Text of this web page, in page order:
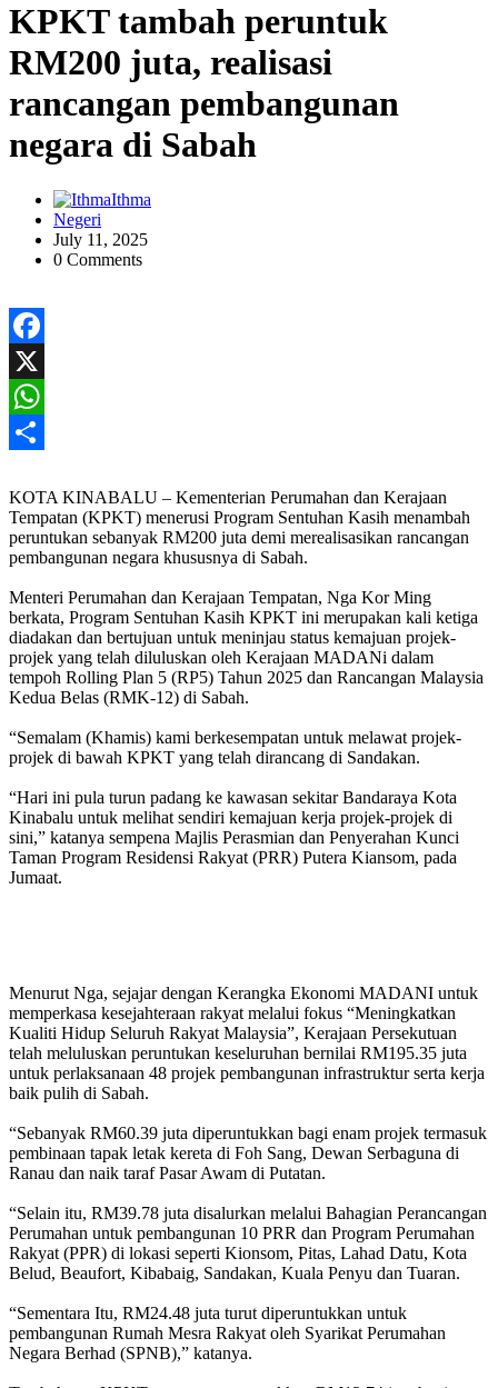
KPKT tambah peruntuk
RM200 juta, realisasi
rancangan pembangunan
negara di Sabah
Ithma
Negeri
July 11, 2025
0 Comments
Facebook
X
WhatsApp
KOTA KINABALU – Kementerian Perumahan dan Kerajaan
Tempatan (KPKT) menerusi Program Sentuhan Kasih menambah
peruntukan sebanyak RM200 juta demi merealisasikan rancangan
pembangunan negara khususnya di Sabah.
Menteri Perumahan dan Kerajaan Tempatan, Nga Kor Ming
berkata, Program Sentuhan Kasih KPKT ini merupakan kali ketiga
diadakan dan bertujuan untuk meninjau status kemajuan projek-
projek yang telah diluluskan oleh Kerajaan MADANi dalam
tempoh Rolling Plan 5 (RP5) Tahun 2025 dan Rancangan Malaysia
Kedua Belas (RMK-12) di Sabah.
“Semalam (Khamis) kami berkesempatan untuk melawat projek-
projek di bawah KPKT yang telah dirancang di Sandakan.
“Hari ini pula turun padang ke kawasan sekitar Bandaraya Kota
Kinabalu untuk melihat sendiri kemajuan kerja projek-projek di
sini,” katanya sempena Majlis Perasmian dan Penyerahan Kunci
Taman Program Residensi Rakyat (PRR) Putera Kiansom, pada
Jumaat.
Menurut Nga, sejajar dengan Kerangka Ekonomi MADANI untuk
memperkasa kesejahteraan rakyat melalui fokus “Meningkatkan
Kualiti Hidup Seluruh Rakyat Malaysia”, Kerajaan Persekutuan
telah meluluskan peruntukan keseluruhan bernilai RM195.35 juta
untuk perlaksanaan 48 projek pembangunan infrastruktur serta kerja
baik pulih di Sabah.
“Sebanyak RM60.39 juta diperuntukkan bagi enam projek termasuk
pembinaan tapak letak kereta di Foh Sang, Dewan Serbaguna di
Ranau dan naik taraf Pasar Awam di Putatan.
“Selain itu, RM39.78 juta disalurkan melalui Bahagian Perancangan
Perumahan untuk pembangunan 10 PRR dan Program Perumahan
Rakyat (PPR) di lokasi seperti Kionsom, Pitas, Lahad Datu, Kota
Belud, Beaufort, Kibabaig, Sandakan, Kuala Penyu dan Tuaran.
“Sementara Itu, RM24.48 juta turut diperuntukkan untuk
pembangunan Rumah Mesra Rakyat oleh Syarikat Perumahan
Negara Berhad (SPNB),” katanya.